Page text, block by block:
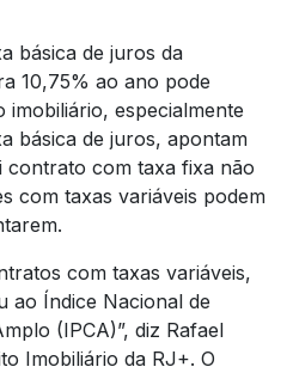
básica de juros da
10,75% ao ano pode
especialmente
básica de juros, apontam
contrato com taxa fixa não
com taxas variáveis podem
com taxas variáveis,
ao Índice Nacional de
(IPCA)”, diz Rafael
Imobiliário da RJ+. O